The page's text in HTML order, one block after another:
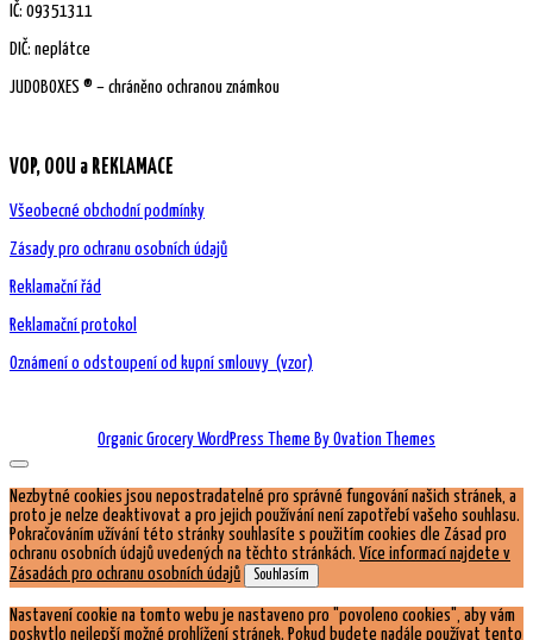
IČ: 09351311
DIČ: neplátce
JUDOBOXES ® – chráněno ochranou známkou
VOP, OOU a REKLAMACE
Všeobecné obchodní podmínky
Zásady pro ochranu osobních údajů
Reklamační řád
Reklamační protokol
Oznámení o odstoupení od kupní smlouvy (vzor)
Organic Grocery WordPress Theme By Ovation Themes
Nezbytné cookies jsou nepostradatelné pro správné fungování našich stránek, a
proto je nelze deaktivovat a pro jejich používání není zapotřebí vašeho souhlasu.
Pokračováním užívání této stránky souhlasíte s použitím cookies dle Zásad pro
ochranu osobních údajů uvedených na těchto stránkách. Více informací najdete v
Zásadách pro ochranu osobních údajů
Souhlasím
Nastavení cookie na tomto webu je nastaveno pro "povoleno cookies", aby vám
poskytlo nejlepší možné prohlížení stránek. Pokud budete nadále používat tento